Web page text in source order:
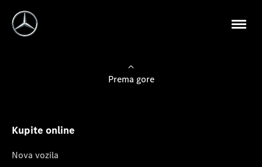
Prema gore
Kupite online
Nova vozila